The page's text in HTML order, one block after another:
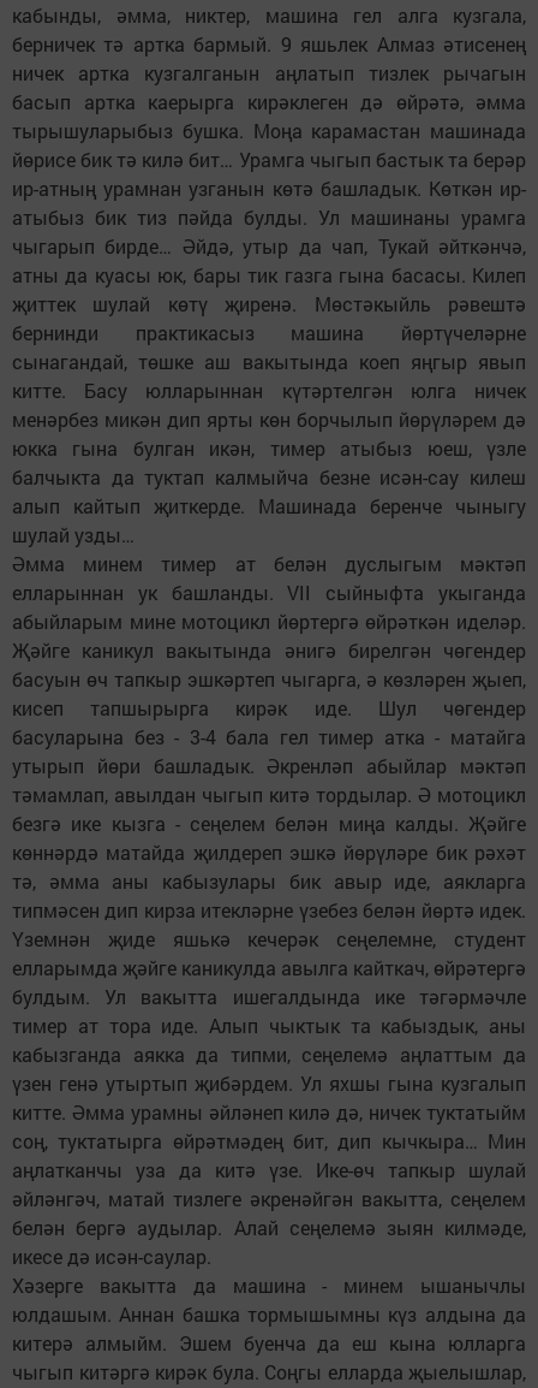
кабынды, әмма, никтер, машина гел алга кузгала,
берничек тә артка бармый. 9 яшьлек Алмаз әтисенең
ничек артка кузгалганын аңлатып тизлек рычагын
басып артка каерырга кирәклеген дә өйрәтә, әмма
тырышуларыбыз бушка. Моңа карамастан машинада
йөрисе бик тә килә бит… Урамга чыгып бастык та берәр
ир-атның урамнан узганын көтә башладык. Көткән ир-
атыбыз бик тиз пәйда булды. Ул машинаны урамга
чыгарып бирде… Әйдә, утыр да чап, Тукай әйткәнчә,
атны да куасы юк, бары тик газга гына басасы. Килеп
җиттек шулай көтү җиренә. Мөстәкыйль рәвештә
бернинди практикасыз машина йөртүчеләрне
сынагандай, төшке аш вакытында коеп яңгыр явып
китте. Басу юлларыннан күтәртелгән юлга ничек
менәрбез микән дип ярты көн борчылып йөрүләрем дә
юкка гына булган икән, тимер атыбыз юеш, үзле
балчыкта да туктап калмыйча безне исән-сау килеш
алып кайтып җиткерде. Машинада беренче чыныгу
шулай узды…
Әмма минем тимер ат белән дуслыгым мәктәп
елларыннан ук башланды. VII сыйныфта укыганда
абыйларым мине мотоцикл йөртергә өйрәткән иделәр.
Җәйге каникул вакытында әнигә бирелгән чөгендер
басуын өч тапкыр эшкәртеп чыгарга, ә көзләрен җыеп,
кисеп тапшырырга кирәк иде. Шул чөгендер
басуларына без - 3-4 бала гел тимер атка - матайга
утырып йөри башладык. Әкренләп абыйлар мәктәп
тәмамлап, авылдан чыгып китә тордылар. Ә мотоцикл
безгә ике кызга - сеңелем белән миңа калды. Җәйге
көннәрдә матайда җилдереп эшкә йөрүләре бик рәхәт
тә, әмма аны кабызулары бик авыр иде, аякларга
типмәсен дип кирза итекләрне үзебез белән йөртә идек.
Үземнән җиде яшькә кечерәк сеңелемне, студент
елларымда җәйге каникулда авылга кайткач, өйрәтергә
булдым. Ул вакытта ишегалдында ике тәгәрмәчле
тимер ат тора иде. Алып чыктык та кабыздык, аны
кабызганда аякка да типми, сеңелемә аңлаттым да
үзен генә утыртып җибәрдем. Ул яхшы гына кузгалып
китте. Әмма урамны әйләнеп килә дә, ничек туктатыйм
соң, туктатырга өйрәтмәдең бит, дип кычкыра… Мин
аңлатканчы уза да китә үзе. Ике-өч тапкыр шулай
әйләнгәч, матай тизлеге әкренәйгән вакытта, сеңелем
белән бергә аудылар. Алай сеңелемә зыян килмәде,
икесе дә исән-саулар.
Хәзерге вакытта да машина - минем ышанычлы
юлдашым. Аннан башка тормышымны күз алдына да
китерә алмыйм. Эшем буенча да еш кына юлларга
чыгып китәргә кирәк була. Соңгы елларда җыелышлар,